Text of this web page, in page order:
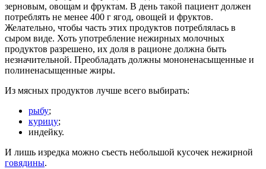
зерновым, овощам и фруктам. В день такой пациент должен
потреблять не менее 400 г ягод, овощей и фруктов.
Желательно, чтобы часть этих продуктов потреблялась в
сыром виде. Хоть употребление нежирных молочных
продуктов разрешено, их доля в рационе должна быть
незначительной. Преобладать должны мононенасыщенные и
полиненасыщенные жиры.
Из мясных продуктов лучше всего выбирать:
рыбу;
курицу;
индейку.
И лишь изредка можно съесть небольшой кусочек нежирной
говядины.